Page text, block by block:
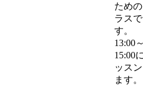
ため
ラスで
す。
13:00
15:00
ッス
ます。